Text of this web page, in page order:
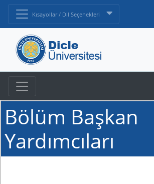
Kısayollar / Dil Seçenekleri
Bölüm Başkan
Yardımcıları